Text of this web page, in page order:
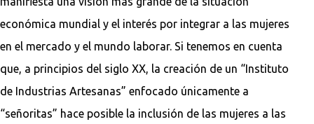
económica mundial y el interés por integrar a las mujeres
en el mercado y el mundo laborar. Si tenemos en cuenta
que, a principios del siglo XX, la creación de un “Instituto
de Industrias Artesanas” enfocado únicamente a
“señoritas” hace posible la inclusión de las mujeres a las